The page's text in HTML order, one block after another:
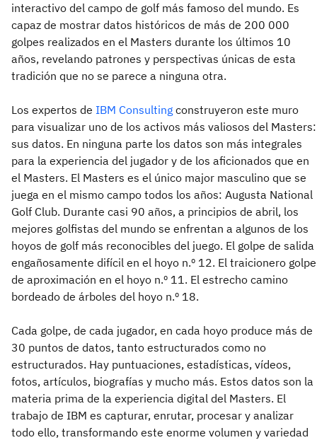
interactivo del campo de golf más famoso del mundo. Es
capaz de mostrar datos históricos de más de 200 000
golpes realizados en el Masters durante los últimos 10
años, revelando patrones y perspectivas únicas de esta
tradición que no se parece a ninguna otra.
Los expertos de IBM Consulting construyeron este muro
para visualizar uno de los activos más valiosos del Masters:
sus datos. En ninguna parte los datos son más integrales
para la experiencia del jugador y de los aficionados que en
el Masters. El Masters es el único major masculino que se
juega en el mismo campo todos los años: Augusta National
Golf Club. Durante casi 90 años, a principios de abril, los
mejores golfistas del mundo se enfrentan a algunos de los
hoyos de golf más reconocibles del juego. El golpe de salida
engañosamente difícil en el hoyo n.º 12. El traicionero golpe
de aproximación en el hoyo n.º 11. El estrecho camino
bordeado de árboles del hoyo n.º 18.
Cada golpe, de cada jugador, en cada hoyo produce más de
30 puntos de datos, tanto estructurados como no
estructurados. Hay puntuaciones, estadísticas, vídeos,
fotos, artículos, biografías y mucho más. Estos datos son la
materia prima de la experiencia digital del Masters. El
trabajo de IBM es capturar, enrutar, procesar y analizar
todo ello, transformando este enorme volumen y variedad